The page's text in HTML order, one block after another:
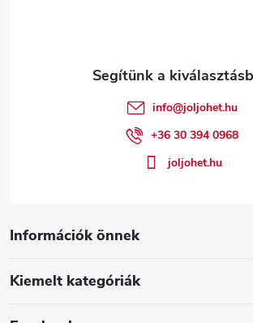
Információk önnek
Kiemelt kategóriák
info@joljohet.hu
+36 30 394 0968
joljohet.hu